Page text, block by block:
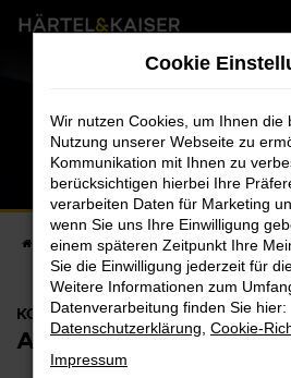
Zum
Startseite Kontakt Ansprechpartner
KONTAKTIEREN SIE UNS
ANSPRECHPARTNER
Cookie
Wir nutzen Cookies, um Ihnen die
Nutzung unserer Webseite zu
Kommunikation mit Ihnen zu
berücksichtigen hierbei Ihre
verarbeiten Daten für Marketing
wenn Sie uns Ihre Einwilligung
einem späteren Zeitpunkt Ihre
Sie die Einwilligung jederzeit für
Weitere Informationen zum
Datenverarbeitung finden Sie hier:
Datenschutzerklärung Cookie-
Impressum